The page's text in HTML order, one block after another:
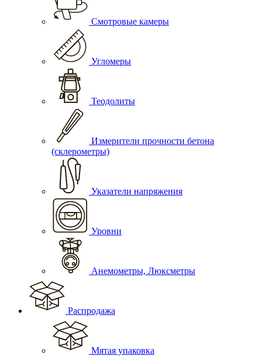
Смотровые камеры
Угломеры
Теодолиты
Измерители прочности бетона
(склерометры)
Указатели напряжения
Уровни
Анемометры, Люксметры
Распродажа
Мятая упаковка